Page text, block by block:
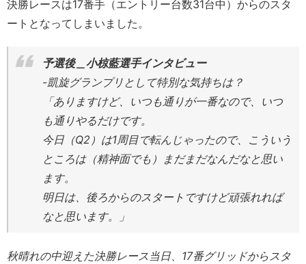
決勝レースは17番手（エントリー台数31台中）からのスタ
ートとなってしまいました。
予選後＿小椋藍選手インタビュー
-凱旋グランプリとして特別な気持ちは？
「ありますけど、いつも通りが一番なので、いつ
も通りやるだけです。
今日（Q2）は1周目で転んじゃったので、こういう
ところは（精神面でも）まだまだなんだなと思い
ます。
明日は、後ろからのスタートですけど頑張れれば
なと思います。」
秋晴れの中迎えた決勝レース当日、17番グリッドからスタ